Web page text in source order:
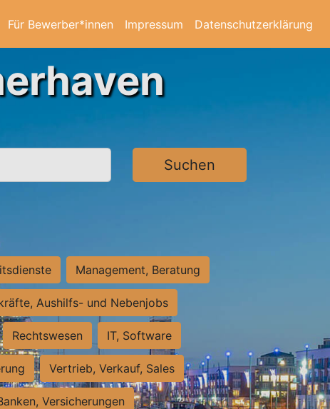
Für Bewerber*innen Impressum Datenschutzerklärung
Suchen
Management, Beratung
Aushilfs- und Nebenjobs
Rechtswesen IT, Software
Vertrieb, Verkauf, Sales
Versicherungen